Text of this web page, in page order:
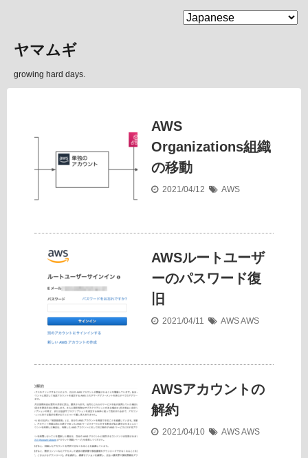
MENU
ヤマムギ
growing hard days.
AWS
Organizations組織
の移動
2021/04/12 AWS
AWSルートユーザ
ーのパスワード復
旧
2021/04/11 AWSAWS
AWSアカウントの
解約
2021/04/10 AWSAWS